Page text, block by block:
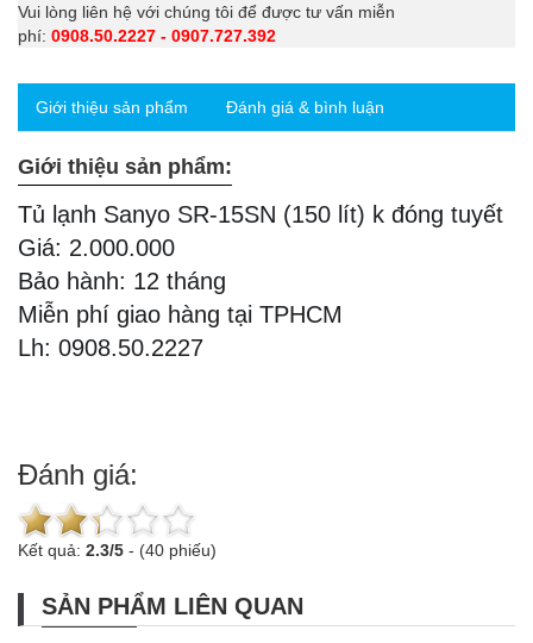
Vui lòng liên hệ với chúng tôi để được tư vấn miễn
phí: 0908.50.2227 - 0907.727.392
Giới thiệu sản phẩm Đánh giá & bình luận
Giới thiệu sản phẩm:
Tủ lạnh Sanyo SR-15SN (150 lít) k đóng tuyết
Giá: 2.000.000
Bảo hành: 12 tháng
Miễn phí giao hàng tại TPHCM
Lh: 0908.50.2227
Đánh giá:
Kết quả: 2.3/5 - (40 phiếu)
SẢN PHẨM LIÊN QUAN